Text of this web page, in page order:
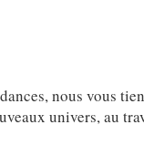
nous vous
univers, au